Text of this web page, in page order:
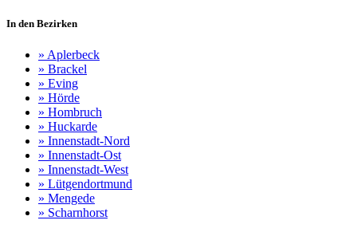
In den Bezirken
» Aplerbeck
» Brackel
» Eving
» Hörde
» Hombruch
» Huckarde
» Innenstadt-Nord
» Innenstadt-Ost
» Innenstadt-West
» Lütgendortmund
» Mengede
» Scharnhorst